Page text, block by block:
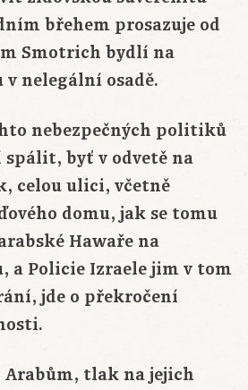
břehem prosazuje od
Smotrich bydlí na
nelegální osadě.
nebezpečných politiků
byť v odvetě na
celou ulici, včetně
domu, jak se tomu
Hawaře na
a Policie Izraele jim v tom
jde o překročení
tlak na jejich